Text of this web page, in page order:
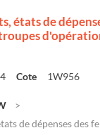
états de
Cote 1W956
de dépenses des